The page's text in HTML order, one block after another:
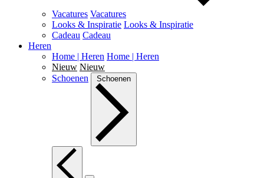
Vacatures Vacatures
Looks & Inspiratie Looks & Inspiratie
Cadeau Cadeau
Heren
Home | Heren Home | Heren
Nieuw Nieuw
Schoenen
Schoenen